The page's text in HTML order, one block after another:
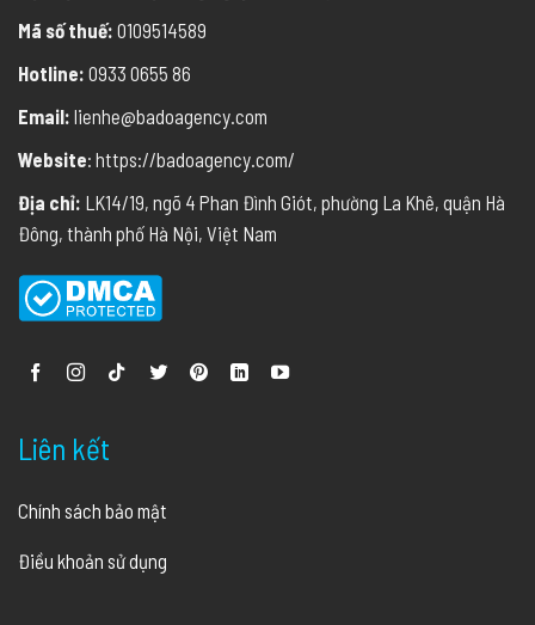
Mã số thuế: 0109514589
Hotline: 0933 0655 86
Email: lienhe@badoagency.com
Website: https://badoagency.com/
Địa chỉ: LK14/19, ngõ 4 Phan Đình Giót, phường La Khê, quận Hà
Đông, thành phố Hà Nội, Việt Nam
Liên kết
Chính sách bảo mật
Điều khoản sử dụng